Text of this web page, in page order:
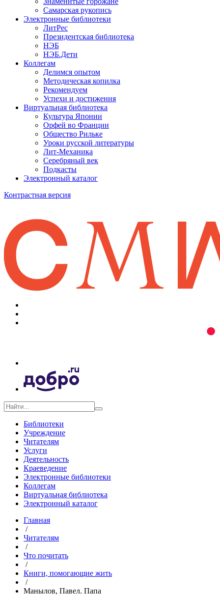
Самарская рукопись
Электронные библиотеки
ЛитРес
Президентская библиотека
НЭБ
НЭБ.Дети
Коллегам
Делимся опытом
Методическая копилка
Рекомендуем
Успехи и достижения
Виртуальная библиотека
Культура Японии
Орфей во Франции
Общество Рильке
Уроки русской литературы
Лит-Механика
Серебряный век
Подкасты
Электронный каталог
Контрастная версия
Библиотеки
Учреждение
Читателям
Услуги
Деятельность
Краеведение
Электронные библиотеки
Коллегам
Виртуальная библиотека
Электронный каталог
Главная
/
Читателям
/
Что почитать
/
Книги, помогающие жить
/
Манылов, Павел. Папа